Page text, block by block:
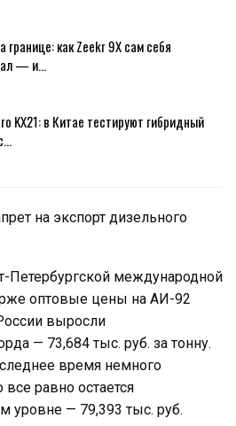
границе: как Zeekr 9X сам себя
— и…
KX21: в Китае тестируют гибридный
на экспорт дизельного
Петербургской международной
оптовые цены на АИ-92
выросли
— 73,684 тыс. руб. за тонну.
время немного
все равно остается
уровне — 79,393 тыс. руб.